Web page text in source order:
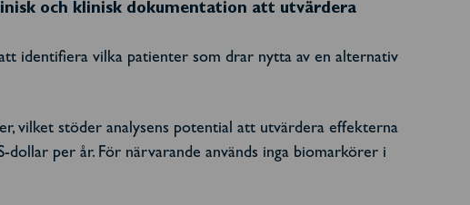
och klinisk dokumentation att utvärdera
identifiera vilka patienter som drar nytta av en alternativ
vilket stöder analysens potential att utvärdera effekterna
per år. För närvarande används inga biomarkörer i